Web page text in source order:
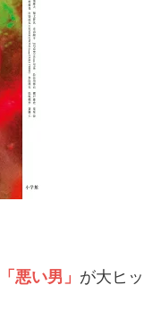
「悪い男」 が大ヒッ